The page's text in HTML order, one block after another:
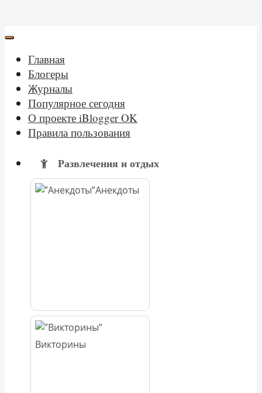
Главная
Блогеры
Журналы
Популярное сегодня
О проекте iBlogger OK
Правила пользования
Развлечения и отдых
Анекдоты
Викторины